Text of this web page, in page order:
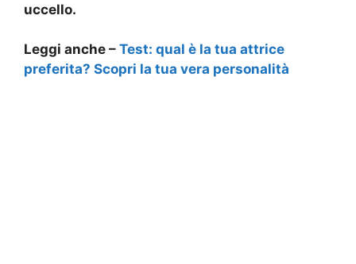
uccello.
Leggi anche – Test: qual è la tua attrice
preferita? Scopri la tua vera personalità